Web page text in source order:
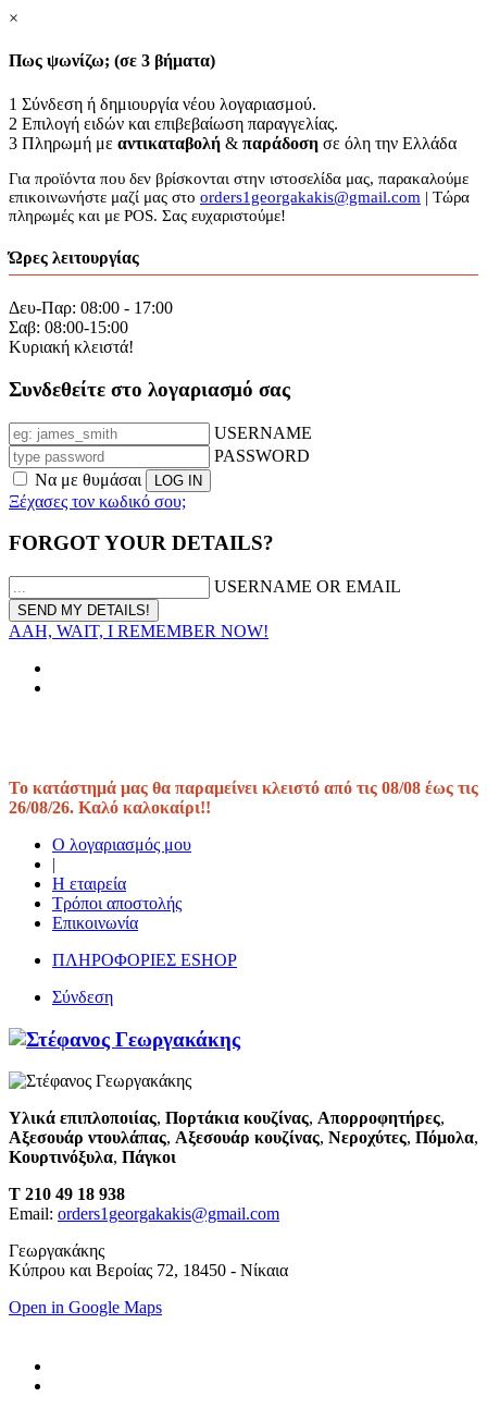
×
Πως ψωνίζω; (σε 3 βήματα)
1 Σύνδεση ή δημιουργία νέου λογαριασμού.
2 Επιλογή ειδών και επιβεβαίωση παραγγελίας.
3 Πληρωμή με αντικαταβολή & παράδοση σε όλη την Ελλάδα
Για προϊόντα που δεν βρίσκονται στην ιστοσελίδα μας, παρακαλούμε
επικοινωνήστε μαζί μας στο orders1georgakakis@gmail.com | Τώρα
πληρωμές και με POS. Σας ευχαριστούμε!
Ώρες λειτουργίας
Δευ-Παρ: 08:00 - 17:00
Σαβ: 08:00-15:00
Κυριακή κλειστά!
Συνδεθείτε στο λογαριασμό σας
USERNAME
PASSWORD
Να με θυμάσαι
Ξέχασες τον κωδικό σου;
FORGOT YOUR DETAILS?
USERNAME OR EMAIL
AAH, WAIT, I REMEMBER NOW!
Το κατάστημά μας θα παραμείνει κλειστό από τις 08/08 έως τις
26/08/26. Καλό καλοκαίρι!!
Ο λογαριασμός μου
|
Η εταιρεία
Τρόποι αποστολής
Επικοινωνία
ΠΛΗΡΟΦΟΡΙΕΣ ESHOP
Σύνδεση
Υλικά επιπλοποιίας, Πορτάκια κουζίνας, Απορροφητήρες,
Αξεσουάρ ντουλάπας, Αξεσουάρ κουζίνας, Νεροχύτες, Πόμολα,
Κουρτινόξυλα, Πάγκοι
T 210 49 18 938
Email: orders1georgakakis@gmail.com
Γεωργακάκης
Κύπρου και Βεροίας 72, 18450 - Νίκαια
Open in Google Maps